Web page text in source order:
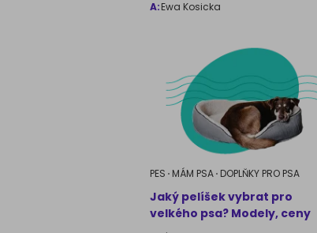
A:Ewa Kosicka
PES MÁM PSA DOPLŇKY PRO PSA
Jaký pelíšek vybrat pro
velkého psa? Modely, ceny